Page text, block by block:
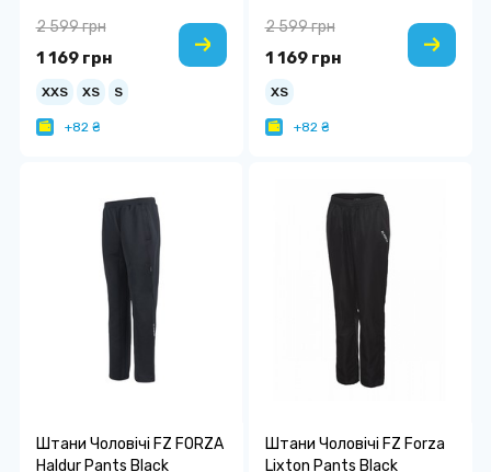
1 169 грн
2 599 грн
XXS XS S
+82 ₴
1 169 грн
2 599 грн
XS
+82 ₴
Штани Чоловічі FZ FORZA
Haldur Pants Black
Штани Чоловічі FZ Forza
Lixton Pants Black